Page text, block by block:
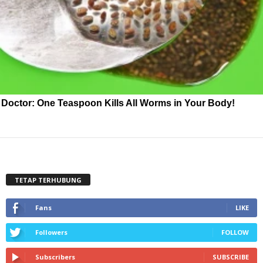
Doctor: One Teaspoon Kills All Worms in Your Body!
TETAP TERHUBUNG
Fans LIKE
Followers FOLLOW
Subscribers SUBSCRIBE